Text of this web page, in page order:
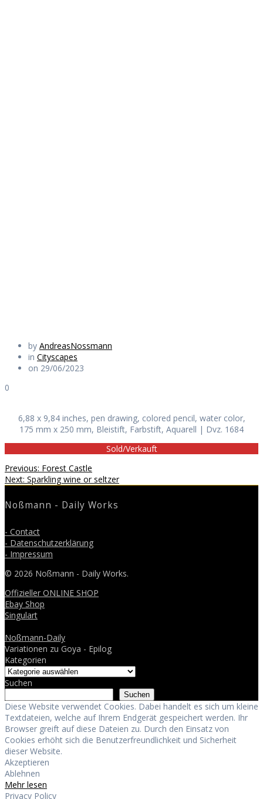
by AndreasNossmann
in Cityscapes
on 29/06/2023
0
6,88 x 9,84 inches, pen drawing, colored pencil, water color,
175 mm x 250 mm, Bleistift, Farbstift, Aquarell | Dvz. 1684
Sold/Verkauft
Beitragsnavigation
Previous: Previous
post:
Forest Castle
Next: Next
Sparkling wine or seltzer
Noßmann - Daily Works
- Contact
- Datenschutzerklärung
- Impressum
© 2026 Noßmann - Daily Works.
Offizieller ONLINE SHOP
Ebay Shop
Singulart
Noßmann-Daily
Variationen zu Goya - Epilog
Kategorien
Suchen
Suchen
Diese Website verwendet Cookies. Dabei handelt es sich um kleine
Textdateien, welche auf Ihrem Endgerät gespeichert werden. Ihr
Browser greift auf diese Dateien zu. Durch den Einsatz von
Cookies erhöht sich die Benutzerfreundlichkeit und Sicherheit
dieser Website.
Akzeptieren
Ablehnen
Mehr lesen
Privacy Policy